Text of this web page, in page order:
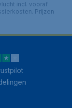
incl. vooraf
Prijzen